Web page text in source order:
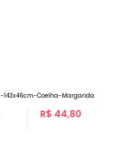
R$ 44,80